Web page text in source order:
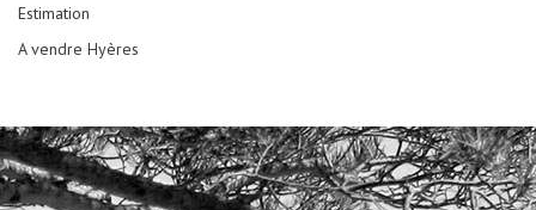
Estimation
A vendre Hyères